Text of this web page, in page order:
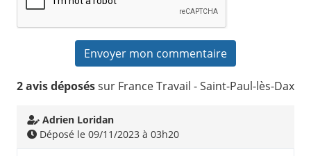
2 avis déposéssur France Travail - Saint-Paul-lès-Dax
Adrien Loridan
Déposé le 09/11/2023 à 03h20